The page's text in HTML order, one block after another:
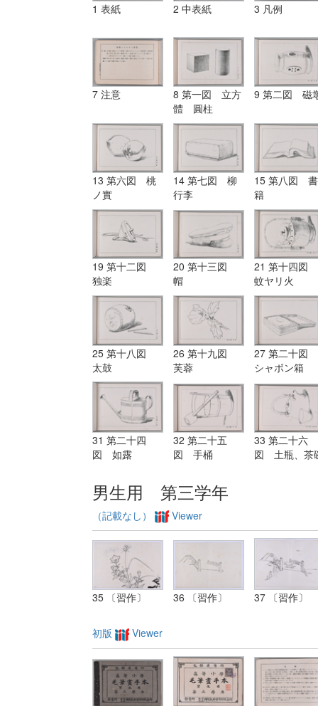
1 表紙 2 中表紙 3 凡例
7 注意
8 第一図 立方
體 圓柱
9 第二図 磁
13 第六図 桃
ノ實
14 第七図 柳
行李
15 第八図 書
籍
19 第十二図
独楽
20 第十三図
帽
21 第十四図
蚊ヤリ火
25 第十八図
太鼓
26 第十九図
芙蓉
27 第二十図
シャボン箱
31 第二十四
図 如露
32 第二十五
図 手桶
33 第二十六
図 土瓶、茶
男生用 第三学年
（記載なし） Viewer
35 〔習作〕 36 〔習作〕 37 〔習作〕
初版 Viewer